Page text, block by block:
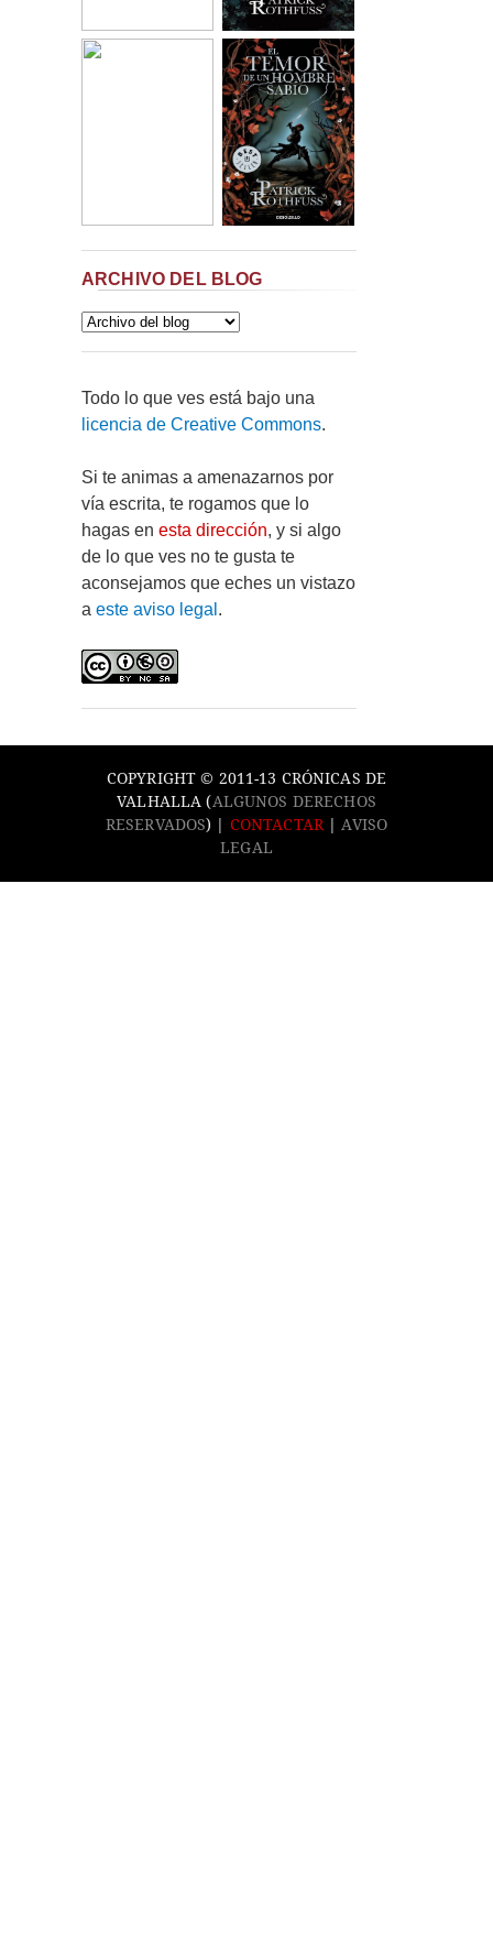
ARCHIVO DEL BLOG
Todo lo que ves está bajo una
licencia de Creative Commons.
Si te animas a amenazarnos por
vía escrita, te rogamos que lo
hagas en esta dirección, y si algo
de lo que ves no te gusta te
aconsejamos que eches un vistazo
a este aviso legal .
COPYRIGHT © 2011-13 CRÓNICAS DE
VALHALLA (ALGUNOS DERECHOS
RESERVADOS) | CONTACTAR
AVISO
LEGAL